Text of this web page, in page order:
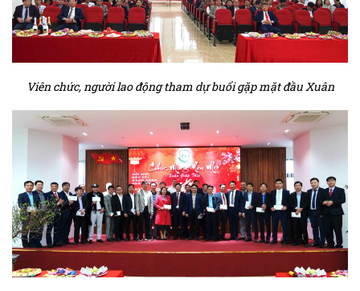
Viên chức, người lao động tham dự buổi gặp mặt đầu Xuân